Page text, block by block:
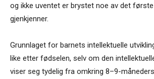
og ikke uventet er brystet noe av det
gjenkjenner.
Grunnlaget for barnets intellektuelle
like etter fødselen, selv om den
viser seg tydelig fra omkring 8–9-